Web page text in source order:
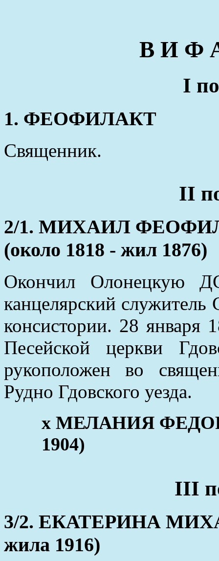
В И Ф
I
1. ФЕОФИЛАКТ
Священник.
II
2/1. МИХАИЛ
(около 1818 - жил 1876)
Окончил Олонецкую
канцелярский
консистории. 28 января
Песейской церкви
рукоположен во
Рудно Гдовского уезда.
x МЕЛАНИЯ
1904)
III
3/2. ЕКАТЕРИНА
жила 1916)